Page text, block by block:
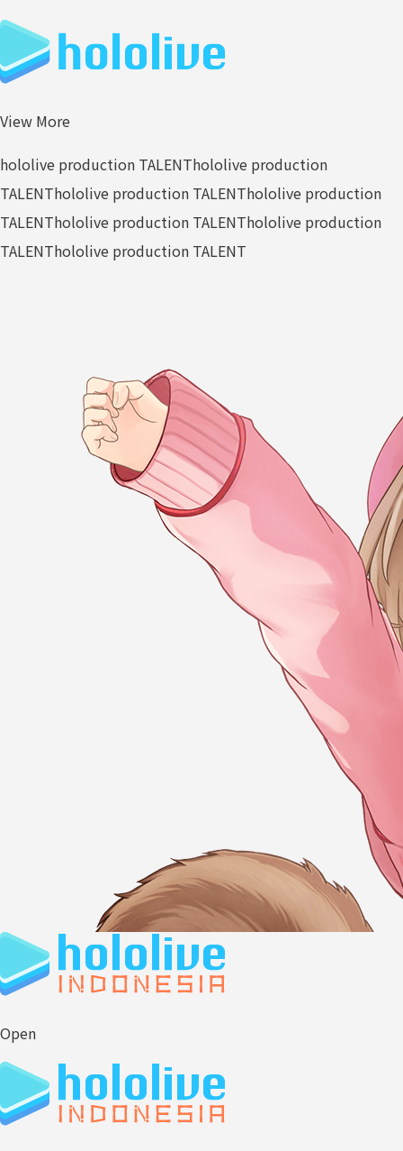
View More
hololive production TALENThololive production
TALENThololive production TALENThololive production
TALENThololive production TALENThololive production
TALENThololive production TALENT
Open